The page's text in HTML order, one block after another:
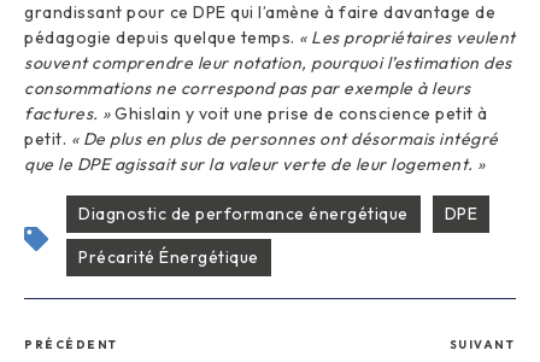
grandissant pour ce DPE qui l’amène à faire davantage de
pédagogie depuis quelque temps. « Les propriétaires veulent
souvent comprendre leur notation, pourquoi l’estimation des
consommations ne correspond pas par exemple à leurs
factures. »Ghislain y voit une prise de conscience petit à
petit. « De plus en plus de personnes ont désormais intégré
que le DPE agissait sur la valeur verte de leur logement. »
Diagnostic de performance énergétique
DPE
Précarité Énergétique
PRÉCÉDENT SUIVANT